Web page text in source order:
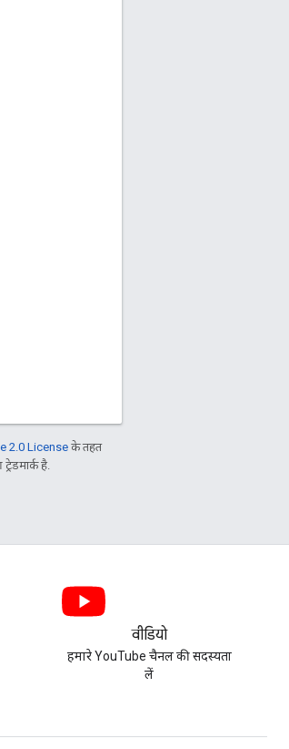
2.0 Licenseके तहत
है.
वीडियो
हमारे YouTube चैनल की सदस्यता
लें